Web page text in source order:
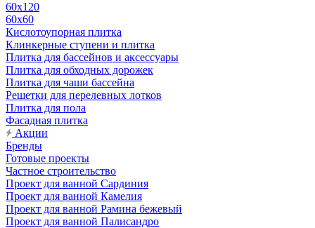
60х120
60х60
Кислотоупорная плитка
Клинкерные ступени и плитка
Плитка для бассейнов и аксессуары
Плитка для обходных дорожек
Плитка для чаши бассейна
Решетки для перелевных лотков
Плитка для пола
Фасадная плитка
Акции
Бренды
Готовые проекты
Частное строительство
Проект для ванной Сардиния
Проект для ванной Камелия
Проект для ванной Рамина бежевый
Проект для ванной Палисандро